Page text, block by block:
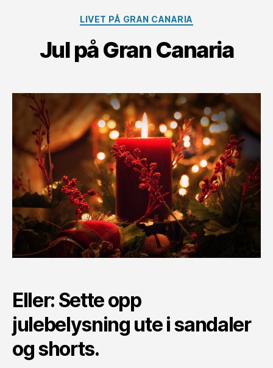
Kategorier
LIVET PÅ GRAN CANARIA
Jul på Gran Canaria
Eller: Sette opp
julebelysning ute i sandaler
og shorts.